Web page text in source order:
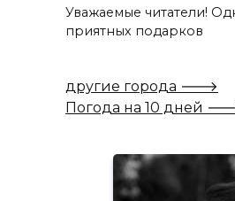
Уважаемые читатели!
приятных подарков
другие города 🡒
Погода на 10 дней